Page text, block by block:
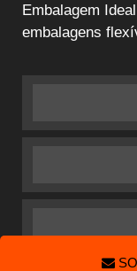
Embalagem
embalagens